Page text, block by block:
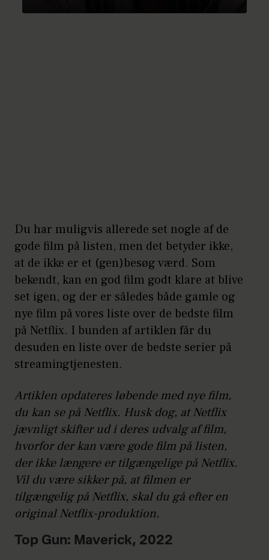
Du har muligvis allerede set nogle af de
gode film på listen, men det betyder ikke,
at de ikke er et (gen)besøg værd. Som
bekendt, kan en god film godt klare at blive
set igen, og der er således både gamle og
nye film på vores liste over de bedste film
på Netflix. I bunden af artiklen får du
desuden en liste over de bedste serier på
streamingtjenesten.
Artiklen opdateres løbende med nye film,
du kan se på Netflix. Husk dog, at Netflix
jævnligt skifter ud i deres udvalg af film,
hvorfor der kan være gode film på listen,
der ikke længere er tilgængelige på Netflix.
Vil du være sikker på, at filmen er
tilgængelig på Netflix, skal du gå efter en
original Netflix-produktion.
Top Gun: Maverick, 2022